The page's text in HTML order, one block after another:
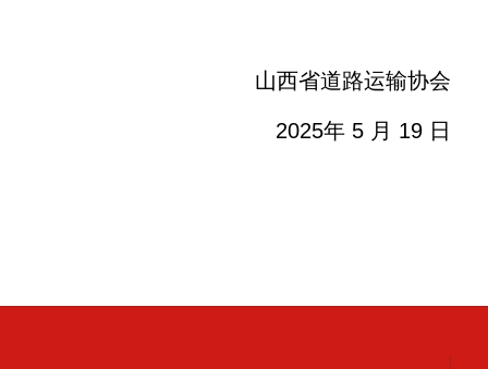
山西省道路运输协会
2025年 5 月 19 日